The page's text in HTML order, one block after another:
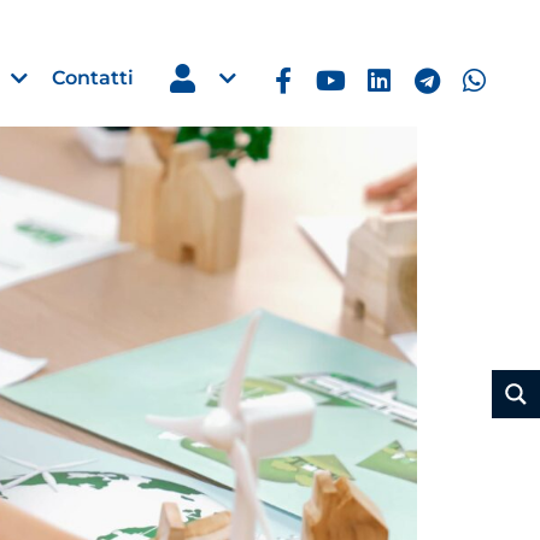
Estero
Filippine: missione
Manila, 5-7 ottobre 2026
30 Luglio 2026
Leggi →
Contatti